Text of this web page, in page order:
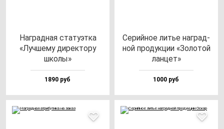
Наг­рад­ная ста­ту­эт­ка
«Луч­ше­му ди­рек­то­ру
шко­лы»
1890 руб
Серий­ное литье наг­рад­
ной про­дук­ции «Золо­той
лан­цет»
1000 руб